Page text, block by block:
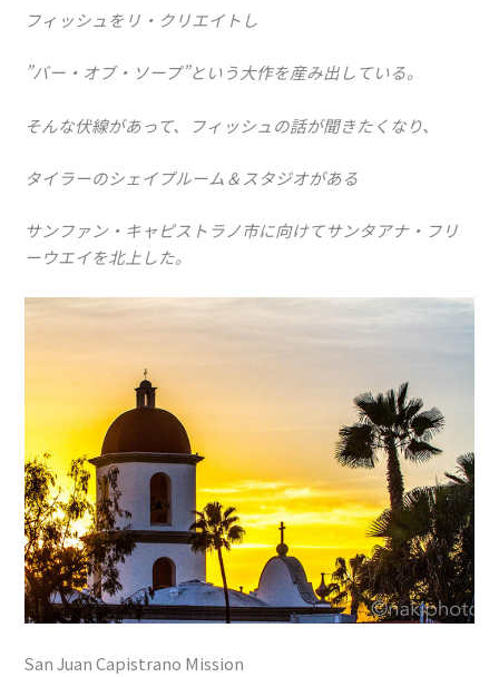
フィッシュをリ・クリエイトし
”バー・オブ・ソープ”という大作を産み出している。
そんな伏線があって、フィッシュの話が聞きたくなり、
タイラーのシェイプルーム＆スタジオがある
サンファン・キャピストラノ市に向けてサンタアナ・フリ
ーウエイを北上した。
San Juan Capistrano Mission